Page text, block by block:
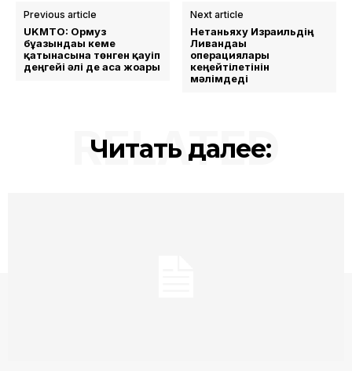
Previous article
UKMTO: Ормуз
бұғазындағы кеме
қатынасына төнген қауіп
деңгейі әлі де аса жоғары
Next article
Нетаньяху Израильдің
Ливандағы
операциялары
кеңейтілетінін
мәлімдеді
Читать далее:
RELATED